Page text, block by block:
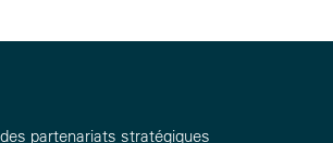
partenariats stratégiques